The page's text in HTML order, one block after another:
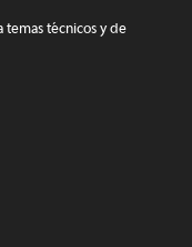
temas técnicos y de